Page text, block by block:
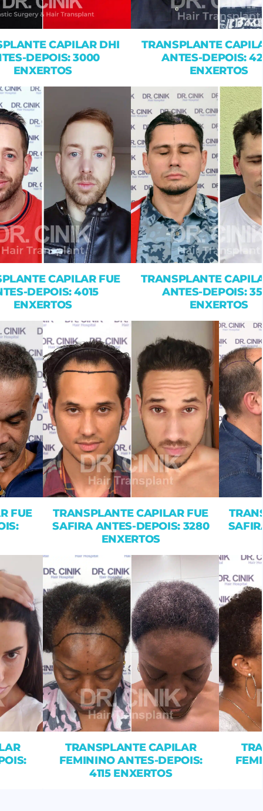
CAPILAR DHI
DEPOIS: 3000
ENXERTOS
TRANSPLANTE
ANTES-DEPOIS:
ENXERTOS
CAPILAR FUE
DEPOIS: 4015
ENXERTOS
TRANSPLANTE
ANTES-DEPOIS:
ENXERTOS
FUE
TRANSPLANTE CAPILAR FUE
SAFIRA ANTES-DEPOIS: 3280
ENXERTOS
TRANSPLANTE CAPILAR
FEMININO ANTES-DEPOIS:
4115 ENXERTOS